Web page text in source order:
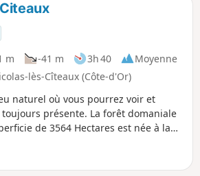
m -41 m 3h 40
Moyenne
lès-Cîteaux (Côte-d'Or)
naturel où vous pourrez voir et
présente. La forêt domaniale
de 3564 Hectares est née à la
ancien marécage assis sur les
Val de Saône. Pour une promenade